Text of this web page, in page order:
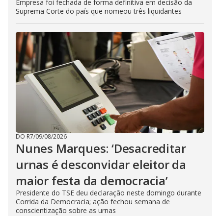
Empresa foi fechada de forma definitiva em decisão da
Suprema Corte do país que nomeou três liquidantes
DO R7/09/08/2026
Nunes Marques: ‘Desacreditar
urnas é desconvidar eleitor da
maior festa da democracia’
Presidente do TSE deu declaração neste domingo durante
Corrida da Democracia; ação fechou semana de
conscientização sobre as urnas